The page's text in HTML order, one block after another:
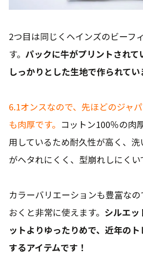
2つ目は同じくヘインズのビーフ
す。 パックに牛がプリントされて
しっかりとした生地で作られてい
6.1オンスなので、先ほどのジャ
も肉厚です。 コットン100％の肉
用しているため耐久性が高く、洗
がヘタれにくく、型崩れしにくい
カラーバリエーションも豊富な
おくと非常に使えます。 シルエッ
ットよりゆったりめで、近年の
するアイテムです！